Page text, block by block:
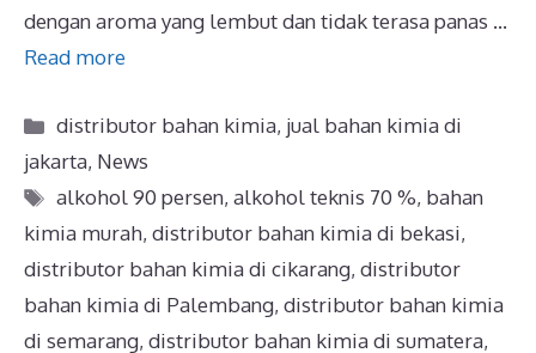
dengan aroma yang lembut dan tidak terasa panas …
Read more
distributor bahan kimia, jual bahan kimia di
jakarta, News
alkohol 90 persen,alkohol teknis 70 %, bahan
kimia murah, distributor bahan kimia di bekasi,
distributor bahan kimia di cikarang, distributor
bahan kimia di Palembang, distributor bahan kimia
di semarang, distributor bahan kimia di sumatera,